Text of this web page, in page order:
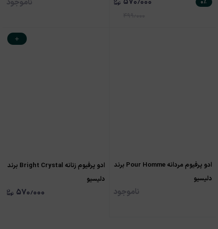
۰٪ ناموجود
ادو پرفیوم مردانه Pour Homme برند
دلیسیو
ناموجود
ادو پرفیوم زنانه Bright Crystal برند
دلیسیو
۵۷۰٫۰۰۰